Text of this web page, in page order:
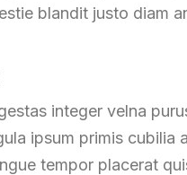
blandit justo diam
integer velna
ipsum primis
tempor placerat